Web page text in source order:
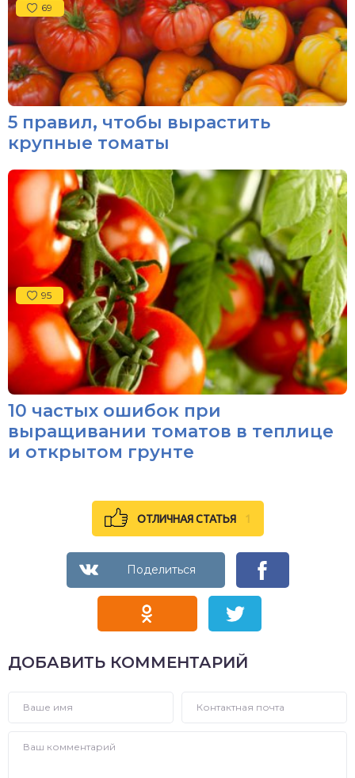
69
5 правил, чтобы вырастить
крупные томаты
95
10 частых ошибок при
выращивании томатов в теплице
и открытом грунте
ОТЛИЧНАЯ СТАТЬЯ 1
ДОБАВИТЬ КОММЕНТАРИЙ